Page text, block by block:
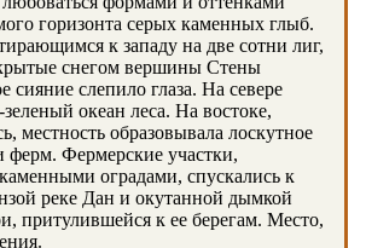
горизонта серых каменных глыб.
к западу на две сотни лиг,
снегом вершины Стены
сияние слепило глаза. На севере
океан леса. На востоке,
местность образовывала лоскутное
ферм. Фермерские участки,
оградами, спускались к
реке Дан и окутанной дымкой
притулившейся к ее берегам. Место,